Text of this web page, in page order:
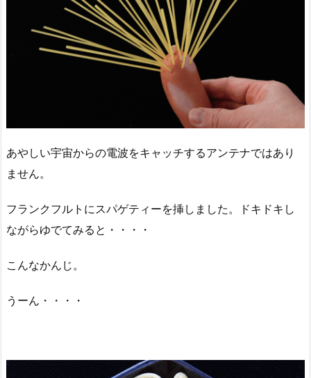
あやしい宇宙からの電波をキャッチするアンテナではあり
ません。
フランクフルトにスパゲティーを挿しました。ドキドキし
ながらゆでてみると・・・・
こんなかんじ。
うーん・・・・